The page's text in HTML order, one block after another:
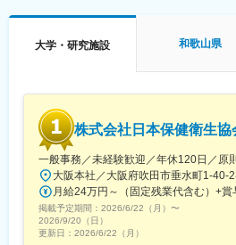
※育児休業から復帰し3ヶ月後に、
◇顧客・共同研究先・CDMO・ベ
席、フォローアップ）
◇AIツール、ラボオートメーション
導入における情報収集、デモ調整、
◇プロジェクト・パートナー・技術
ス/トラッカーの更新・管理
■仕事魅力：
◇R&D・BD・経営の交差点で、会
セスを学べる
大学・研究施設 和歌山県
株式会社日本保健衛生協
一般事務／未経験歓迎／年休120日／原
掲載予定期間： 2026/6/22（月） 〜
2026/9/20（日）
更新日： 2026/6/22（月）